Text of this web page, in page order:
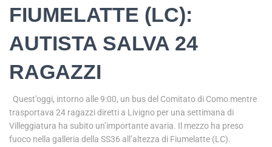
FIUMELATTE (LC):
AUTISTA SALVA 24
RAGAZZI
Quest’oggi, intorno alle 9:00, un bus del Comitato di Como mentre
trasportava 24 ragazzi diretti a Livigno per una settimana di
Villeggiatura ha subito un’importante avaria. Il mezzo ha preso
fuoco nella galleria della SS36 all’altezza di Fiumelatte (LC).